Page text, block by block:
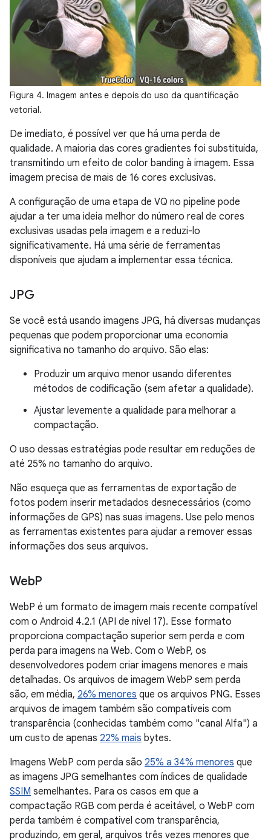
Figura 4. Imagem antes e depois do uso da quantificação
vetorial.
De imediato, é possível ver que há uma perda de
qualidade. A maioria das cores gradientes foi substituída,
transmitindo um efeito de color banding à imagem. Essa
imagem precisa de mais de 16 cores exclusivas.
A configuração de uma etapa de VQ no pipeline pode
ajudar a ter uma ideia melhor do número real de cores
exclusivas usadas pela imagem e a reduzi-lo
significativamente. Há uma série de ferramentas
disponíveis que ajudam a implementar essa técnica.
JPG
Se você está usando imagens JPG, há diversas mudanças
pequenas que podem proporcionar uma economia
significativa no tamanho do arquivo. São elas:
Produzir um arquivo menor usando diferentes
métodos de codificação (sem afetar a qualidade).
Ajustar levemente a qualidade para melhorar a
compactação.
O uso dessas estratégias pode resultar em reduções de
até 25% no tamanho do arquivo.
Não esqueça que as ferramentas de exportação de
fotos podem inserir metadados desnecessários (como
informações de GPS) nas suas imagens. Use pelo menos
as ferramentas existentes para ajudar a remover essas
informações dos seus arquivos.
WebP
WebP é um formato de imagem mais recente compatível
com o Android 4.2.1 (API de nível 17). Esse formato
proporciona compactação superior sem perda e com
perda para imagens na Web. Com o WebP, os
desenvolvedores podem criar imagens menores e mais
detalhadas. Os arquivos de imagem WebP sem perda
são, em média, 26% menores que os arquivos PNG. Esses
arquivos de imagem também são compatíveis com
transparência (conhecidas também como "canal Alfa") a
um custo de apenas 22% mais bytes.
Imagens WebP com perda são 25% a 34% menores que
as imagens JPG semelhantes com índices de qualidade
SSIM semelhantes. Para os casos em que a
compactação RGB com perda é aceitável, o WebP com
perda também é compatível com transparência,
produzindo, em geral, arquivos três vezes menores que